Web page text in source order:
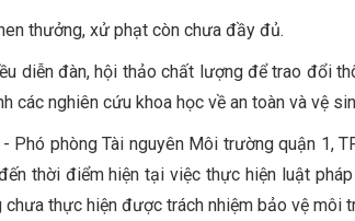
thưởng, xử phạt còn chưa đầy đủ.
diễn đàn, hội thảo chất lượng để trao đổi
các nghiên cứu khoa học về an toàn và vệ
Phó phòng Tài nguyên Môi trường quận 1,
thời điểm hiện tại việc thực hiện luật
thực hiện được trách nhiệm bảo vệ môi